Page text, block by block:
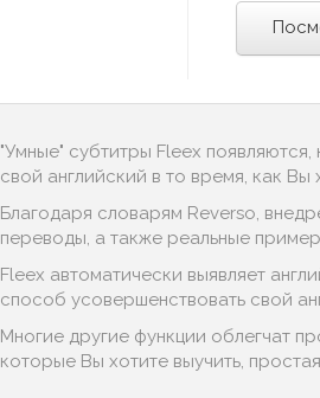
"Умные" субтитры Fleex
свой английский в то время, как
Благодаря словарям Reverso,
переводы, а также реальные
Fleex автоматически выявляет
способ усовершенствовать свой
Многие другие функции облегчат
которые Вы хотите выучить,